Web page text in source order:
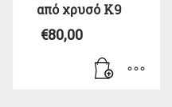
από χρυσό Κ9
€80,00